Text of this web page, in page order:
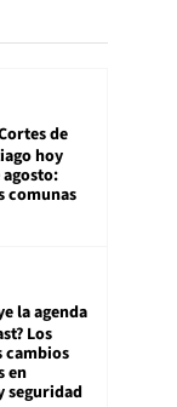
de
hoy
agosto:
comunas
la agenda
Los
cambios
en
seguridad